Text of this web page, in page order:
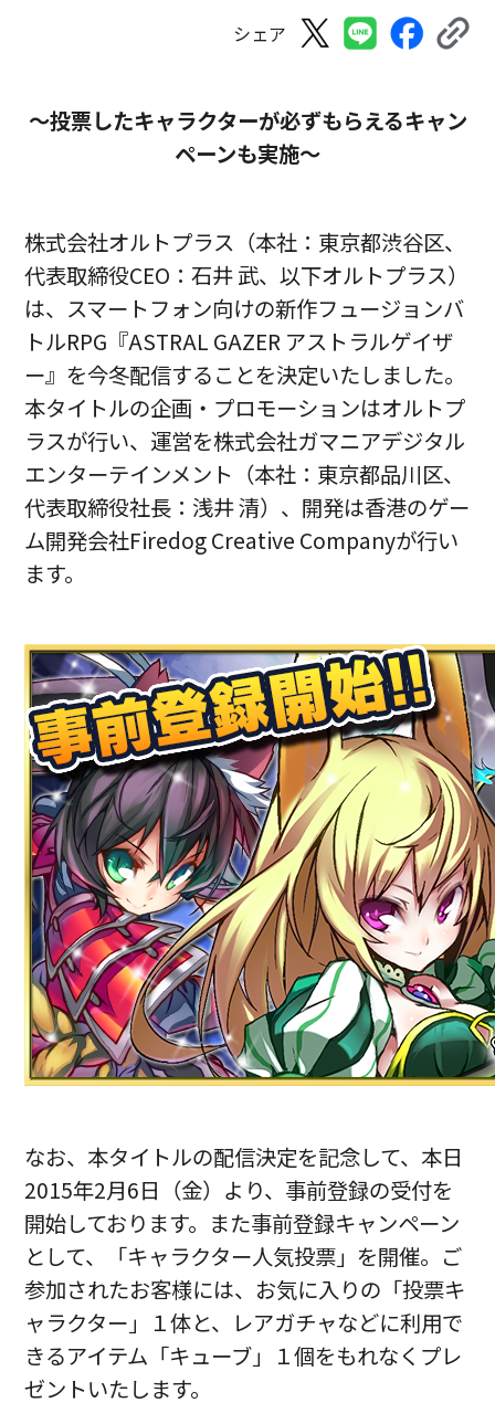
シェア
〜投票したキャラクターが必ずもらえるキャン
ペーンも実施〜
株式会社オルトプラス（本社：東京都渋谷区、
代表取締役CEO：石井 武、以下オルトプラス）
は、スマートフォン向けの新作フュージョンバ
トルRPG『ASTRAL GAZER アストラルゲイザ
ー』を今冬配信することを決定いたしました。
本タイトルの企画・プロモーションはオルトプ
ラスが行い、運営を株式会社ガマニアデジタル
エンターテインメント（本社：東京都品川区、
代表取締役社長：浅井 清）、開発は香港のゲー
ム開発会社Firedog Creative Companyが行い
ます。
なお、本タイトルの配信決定を記念して、本日
2015年2月6日（金）より、事前登録の受付を
開始しております。また事前登録キャンペーン
として、「キャラクター人気投票」を開催。ご
参加されたお客様には、お気に入りの「投票キ
ャラクター」１体と、レアガチャなどに利用で
きるアイテム「キューブ」１個をもれなくプレ
ゼントいたします。